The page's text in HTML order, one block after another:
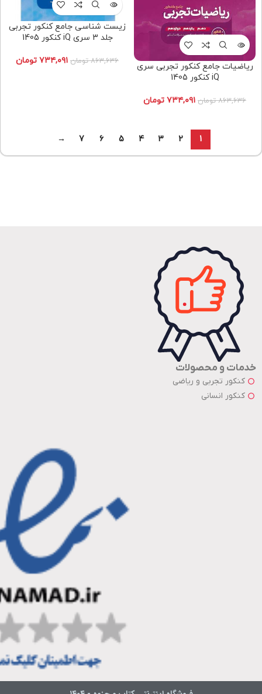
رياضيات جامع کنکور تجربی سری
iQ کنکور 1405
۸۶۳,۶۳۶ تومان ۷۳۴,۰۹۱ تومان
زیست شناسی جامع کنکور تجربی
جلد 3 سری iQ کنکور 1405
۸۶۳,۶۳۶ تومان ۷۳۴,۰۹۱ تومان
1
2
3
4
5
6
7
→
خدمات و محصولات
کنکور تجربی و ریاضی
کنکور انسانی